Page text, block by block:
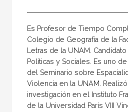
Coordinador
Editor
Editora
Escritor
Escritora
Es Profesor de Tiempo
Colegio de Geografía de la
Letras de la UNAM.
Políticas y Sociales. Es uno
del Seminario sobre
Violencia en la UNAM.
investigación en el Instituto
de la Universidad París VIII